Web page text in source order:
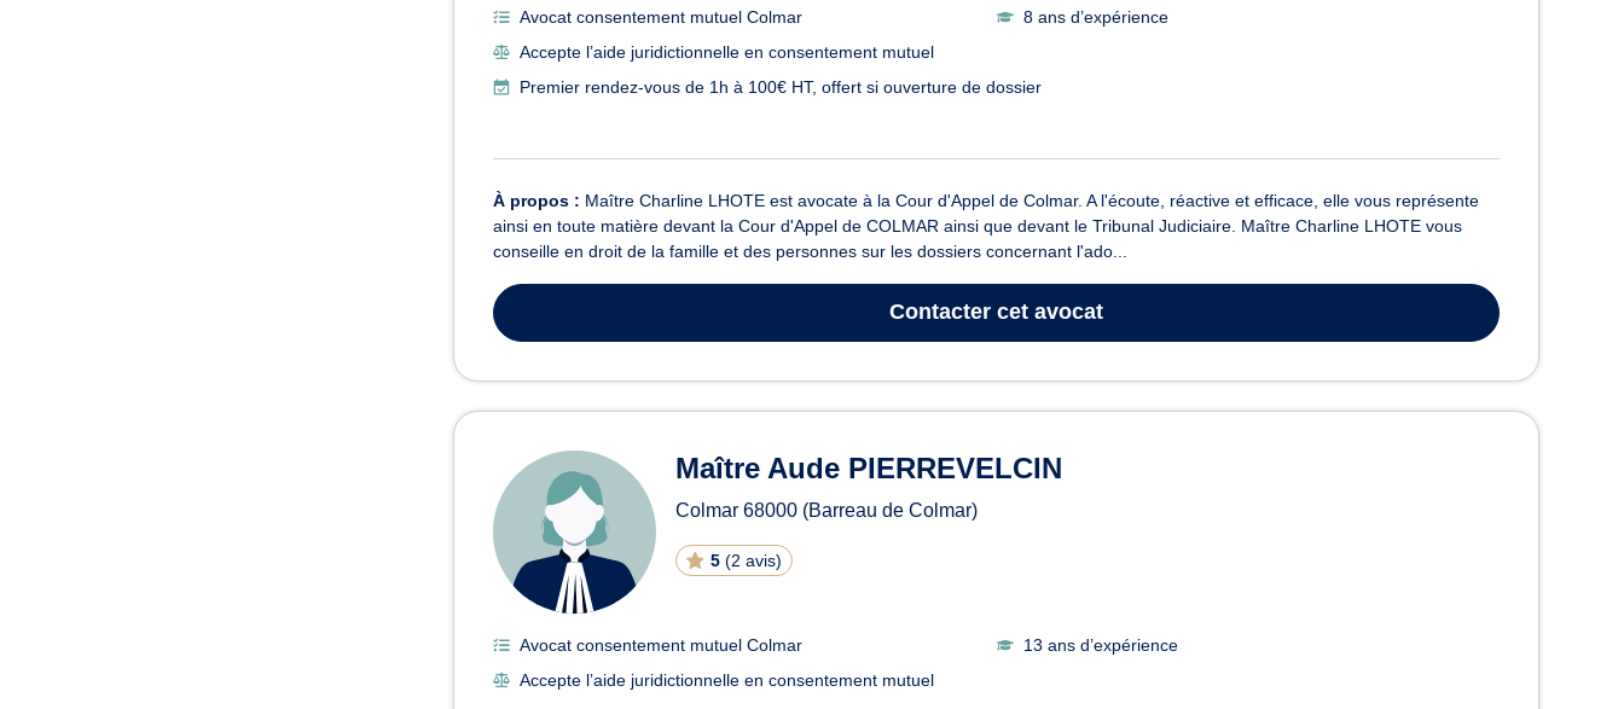
Avocat consentement mutuel Colmar
8 ans d’expérience
Accepte l’aide juridictionnelle en consentement mutuel
Premier rendez-vous de 1h à 100€ HT, offert si ouverture de dossier
À propos : Maître Charline LHOTE est avocate à la Cour d'Appel de Colmar. A l'écoute, réactive et efficace, elle vous représente
ainsi en toute matière devant la Cour d'Appel de COLMAR ainsi que devant le Tribunal Judiciaire. Maître Charline LHOTE vous
conseille en droit de la famille et des personnes sur les dossiers concernant l'ado...
Contacter cet avocat
Maître Aude PIERREVELCIN
Colmar 68000 (Barreau de Colmar)
5 (2 avis)
Avocat consentement mutuel Colmar
13 ans d’expérience
Accepte l’aide juridictionnelle en consentement mutuel